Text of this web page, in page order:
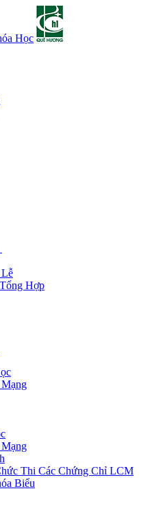
Học
Hợp
Thi Các Chứng Chỉ LCM
Biểu